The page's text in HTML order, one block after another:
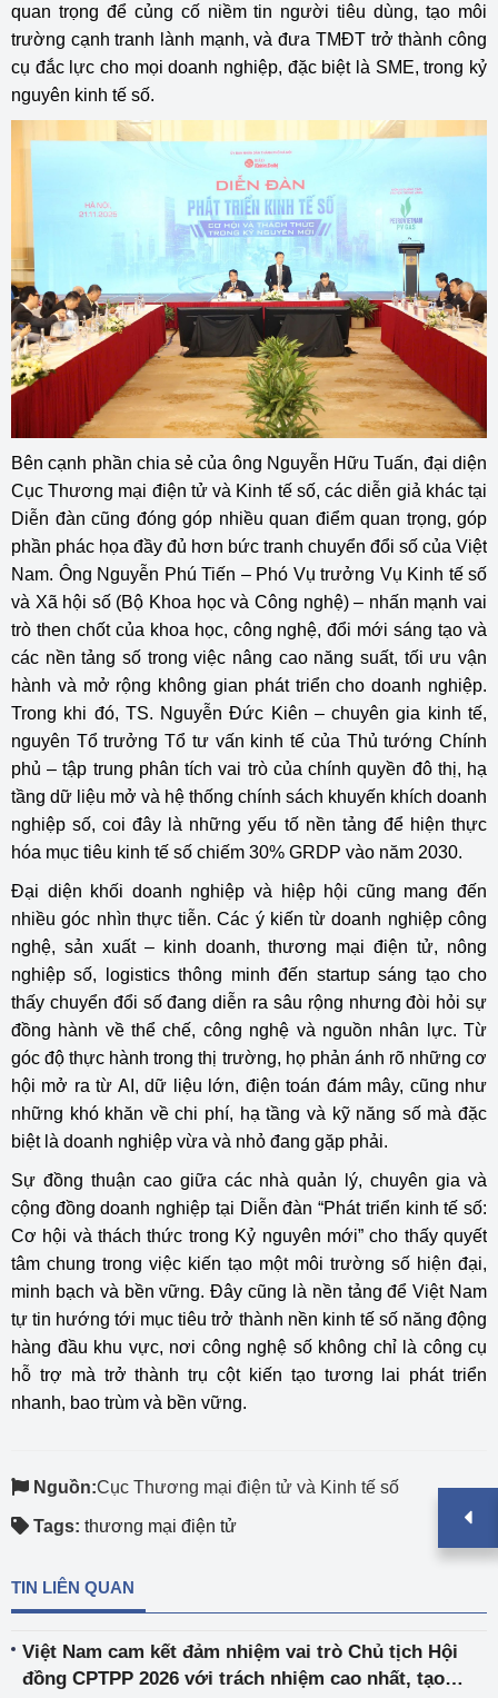
quan trọng để củng cố niềm tin người tiêu dùng, tạo môi
trường cạnh tranh lành mạnh, và đưa TMĐT trở thành công
cụ đắc lực cho mọi doanh nghiệp, đặc biệt là SME, trong kỷ
nguyên kinh tế số.
Bên cạnh phần chia sẻ của ông Nguyễn Hữu Tuấn, đại diện
Cục Thương mại điện tử và Kinh tế số, các diễn giả khác tại
Diễn đàn cũng đóng góp nhiều quan điểm quan trọng, góp
phần phác họa đầy đủ hơn bức tranh chuyển đổi số của Việt
Nam. Ông Nguyễn Phú Tiến – Phó Vụ trưởng Vụ Kinh tế số
và Xã hội số (Bộ Khoa học và Công nghệ) – nhấn mạnh vai
trò then chốt của khoa học, công nghệ, đổi mới sáng tạo và
các nền tảng số trong việc nâng cao năng suất, tối ưu vận
hành và mở rộng không gian phát triển cho doanh nghiệp.
Trong khi đó, TS. Nguyễn Đức Kiên – chuyên gia kinh tế,
nguyên Tổ trưởng Tổ tư vấn kinh tế của Thủ tướng Chính
phủ – tập trung phân tích vai trò của chính quyền đô thị, hạ
tầng dữ liệu mở và hệ thống chính sách khuyến khích doanh
nghiệp số, coi đây là những yếu tố nền tảng để hiện thực
hóa mục tiêu kinh tế số chiếm 30% GRDP vào năm 2030.
Đại diện khối doanh nghiệp và hiệp hội cũng mang đến
nhiều góc nhìn thực tiễn. Các ý kiến từ doanh nghiệp công
nghệ, sản xuất – kinh doanh, thương mại điện tử, nông
nghiệp số, logistics thông minh đến startup sáng tạo cho
thấy chuyển đổi số đang diễn ra sâu rộng nhưng đòi hỏi sự
đồng hành về thể chế, công nghệ và nguồn nhân lực. Từ
góc độ thực hành trong thị trường, họ phản ánh rõ những cơ
hội mở ra từ AI, dữ liệu lớn, điện toán đám mây, cũng như
những khó khăn về chi phí, hạ tầng và kỹ năng số mà đặc
biệt là doanh nghiệp vừa và nhỏ đang gặp phải.
Sự đồng thuận cao giữa các nhà quản lý, chuyên gia và
cộng đồng doanh nghiệp tại Diễn đàn “Phát triển kinh tế số:
Cơ hội và thách thức trong Kỷ nguyên mới” cho thấy quyết
tâm chung trong việc kiến tạo một môi trường số hiện đại,
minh bạch và bền vững. Đây cũng là nền tảng để Việt Nam
tự tin hướng tới mục tiêu trở thành nền kinh tế số năng động
hàng đầu khu vực, nơi công nghệ số không chỉ là công cụ
hỗ trợ mà trở thành trụ cột kiến tạo tương lai phát triển
nhanh, bao trùm và bền vững.
Nguồn:Cục Thương mại điện tử và Kinh tế số
Tags: thương mại điện tử
TIN LIÊN QUAN
Việt Nam cam kết đảm nhiệm vai trò Chủ tịch Hội
đồng CPTPP 2026 với trách nhiệm cao nhất, tạo